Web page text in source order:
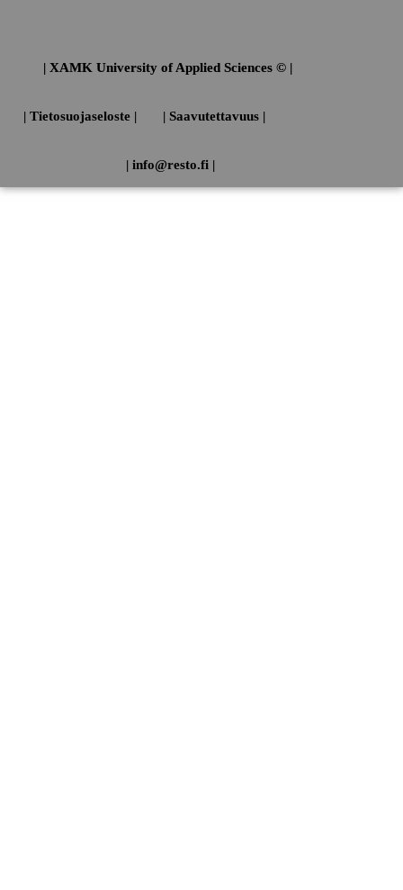
| XAMK University of Applied Sciences © |
| Tietosuojaseloste | | Saavutettavuus |
| info@resto.fi |